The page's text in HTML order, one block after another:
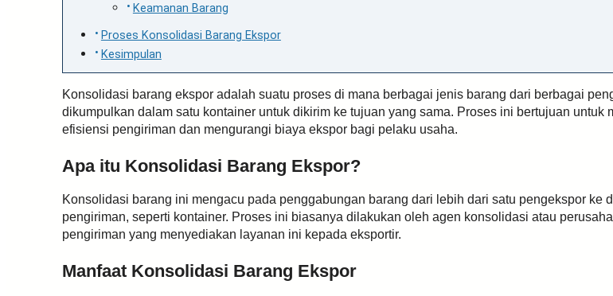
Keamanan Barang
Proses Konsolidasi Barang Ekspor
Kesimpulan
Konsolidasi barang ekspor adalah suatu proses di mana berbagai jenis barang dari berbagai
dikumpulkan dalam satu kontainer untuk dikirim ke tujuan yang sama. Proses ini bertujuan untuk
efisiensi pengiriman dan mengurangi biaya ekspor bagi pelaku usaha.
Apa itu Konsolidasi Barang Ekspor?
Konsolidasi barang ini mengacu pada penggabungan barang dari lebih dari satu pengekspor ke
pengiriman, seperti kontainer. Proses ini biasanya dilakukan oleh agen konsolidasi atau
pengiriman yang menyediakan layanan ini kepada eksportir.
Manfaat Konsolidasi Barang Ekspor